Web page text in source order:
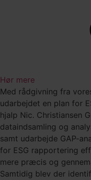
Hør mere
Med rådgivning fra
udarbejdet en plan for
hjalp Nic. Christiansen
dataindsamling og
samt udarbejde GAP-
for ESG rapportering
mere præcis og
Samtidig blev der